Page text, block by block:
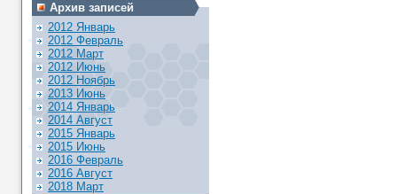
Архив записей
2012 Январь
2012 Февраль
2012 Март
2012 Июнь
2012 Ноябрь
2013 Июнь
2014 Январь
2014 Август
2015 Январь
2015 Июнь
2016 Февраль
2016 Август
2018 Март